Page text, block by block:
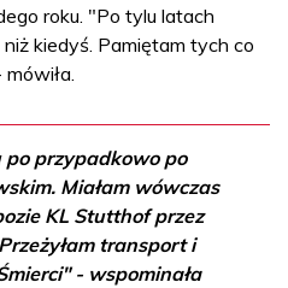
roku. "Po tylu latach
kiedyś. Pamiętam tych co
po przypadkowo po
Miałam wówczas
KL Stutthof przez
transport i
- wspominała